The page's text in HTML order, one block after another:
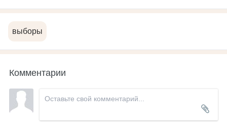
выборы
Комментарии